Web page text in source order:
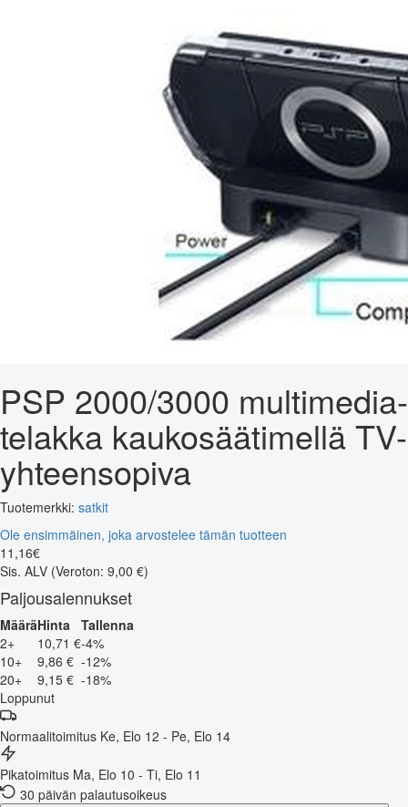
PSP 2000/3000 multimedia-
telakka kaukosäätimellä TV-
yhteensopiva
Tuotemerkki: satkit
Ole ensimmäinen, joka arvostelee tämän tuotteen
11 ,16€
Sis. ALV (Veroton: 9,00 €)
Paljousalennukset
MääräHinta
Tallenna
2+
10,71 €-4%
10+
9,86 € -12%
20+
9,15 € -18%
Loppunut
Normaalitoimitus Ke, Elo 12 - Pe, Elo 14
Pikatoimitus Ma, Elo 10 - Ti, Elo 11
30 päivän palautusoikeus